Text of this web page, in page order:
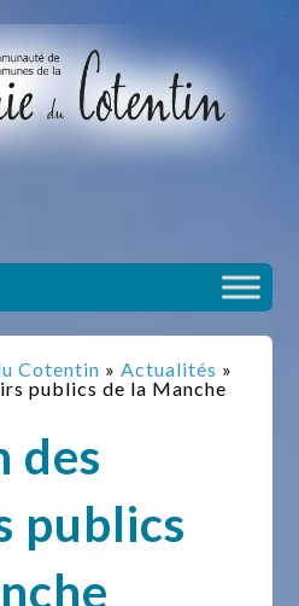
d’outils
Cotentin »Actualités »
publics de la Manche
des
publics